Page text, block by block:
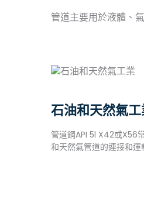
管道主要用於液體、
石油和天然氣
管道鋼API 5l X42或X56
和天然氣管道的連接和運